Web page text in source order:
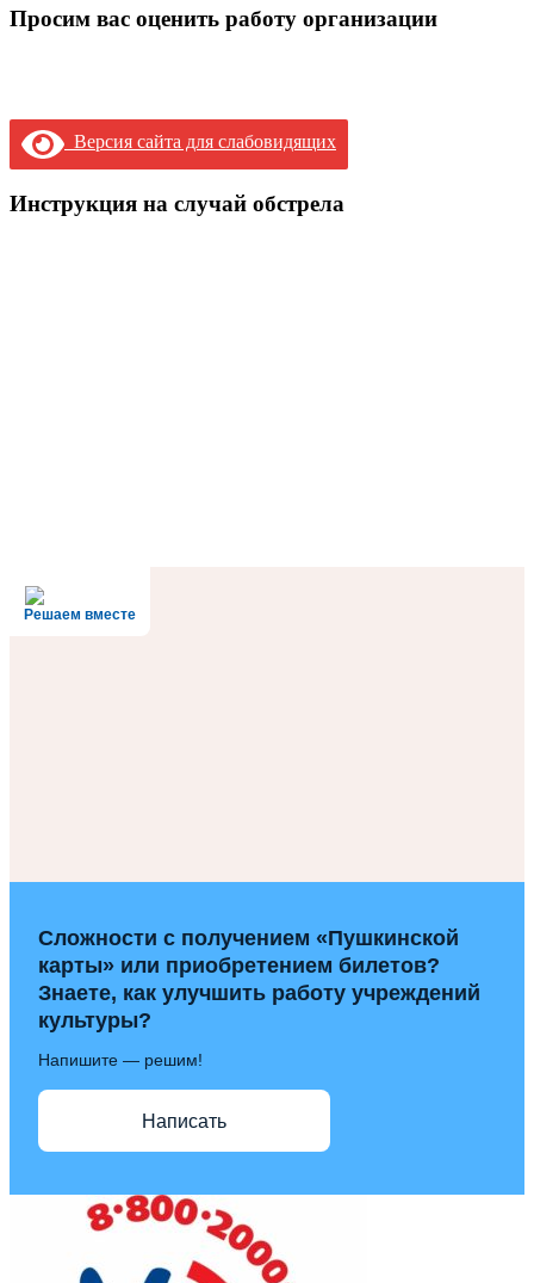
Просим вас оценить работу организации
Версия сайта для слабовидящих
Инструкция на случай обстрела
Решаем вместе
Сложности с получением «Пушкинской
карты» или приобретением билетов?
Знаете, как улучшить работу учреждений
культуры?
Напишите — решим!
Написать